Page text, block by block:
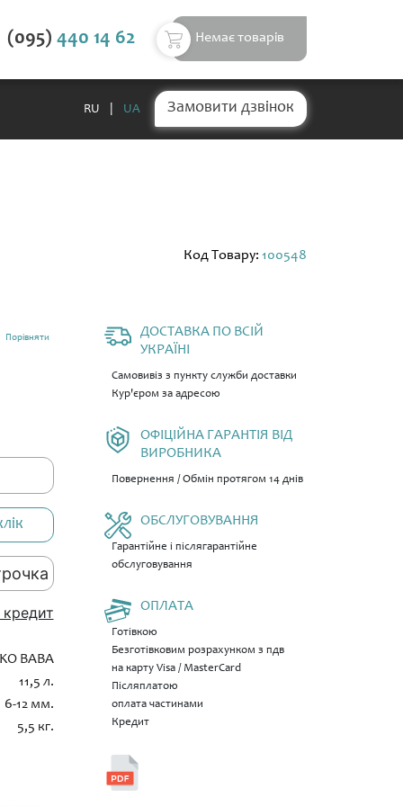
(095) 440 14 62 Немає товарів
Замовити дзвінок
RU UA
Код Товару: 100548
Порівняти
BABA
11,5 л.
6-12 мм.
5,5 кг.
ДОСТАВКА ПО ВСІЙ
УКРАЇНІ
Самовивіз з пункту служби доставки
Кур'єром за адресою
ОФІЦІЙНА ГАРАНТІЯ ВІД
ВИРОБНИКА
Повернення / Обмін протягом 14 днів
ОБСЛУГОВУВАННЯ
Гарантійне і післягарантійне
обслуговування
ОПЛАТА
Готівкою
Безготівковим розрахунком з пдв
на карту Visa / MasterCard
Післяплатою
оплата частинами
Кредит